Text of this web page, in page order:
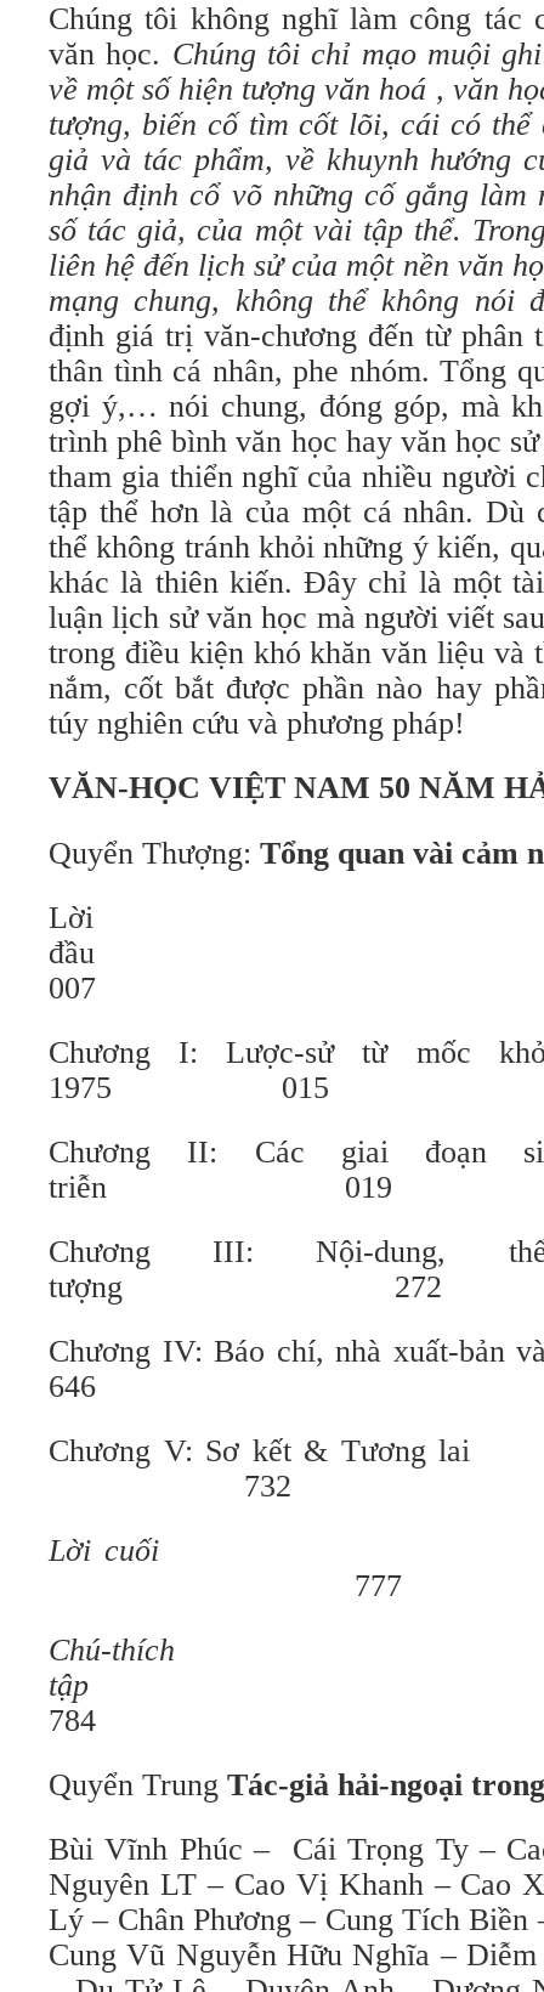
Chúng tôi không nghĩ làm công tác
văn học. Chúng tôi chỉ mạo muội
về một số hiện tượng văn hoá , văn
tượng, biến cố tìm cốt lõi, cái có thể
giả và tác phẩm, về khuynh hướng
nhận định cổ võ những cố gắng làm
số tác giả, của một vài tập thể.
liên hệ đến lịch sử của một nền văn
mạng chung, không thể không nói
định giá trị văn-chương đến từ phân
thân tình cá nhân, phe nhóm. Tổng
gợi ý,… nói chung, đóng góp, mà
trình phê bình văn học hay văn học
tham gia thiển nghĩ của nhiều người
tập thể hơn là của một cá nhân. Dù
thể không tránh khỏi những ý kiến,
khác là thiên kiến. Đây chỉ là một
luận lịch sử văn học mà người viết
trong điều kiện khó khăn văn liệu và
nắm, cốt bắt được phần nào hay
túy nghiên cứu và phương pháp!
VĂN-HỌC VIỆT NAM 50 NĂM
Quyển Thượng: Tổng quan vài cảm
Lời
007
Chương I: Lược-sử từ mốc
1975 015
Chương II: Các giai đoạn
triễn 019
Chương III: Nội-dung,
tượng 272
Chương IV: Báo chí, nhà xuất-bản
646
Chương V: Sơ kết &
732
Lời cuối
777
Chú-
784
Quyển Trung Tác-giả hải-ngoại
Bùi Vĩnh Phúc – Cái Trọng Ty –
Nguyên LT – Cao Vị Khanh – Cao
Lý – Chân Phương – Cung Tích Biền
Cung Vũ Nguyễn Hữu Nghĩa –